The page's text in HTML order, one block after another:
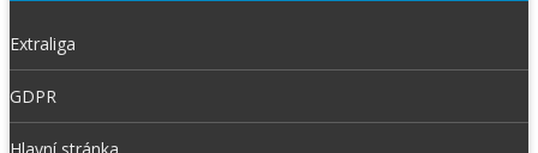
Extraliga
GDPR